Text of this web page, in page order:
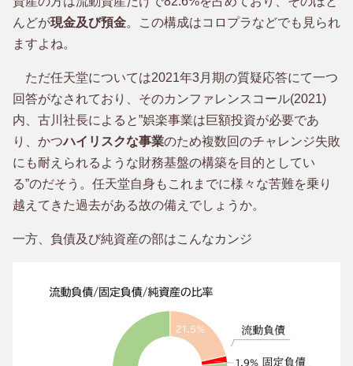
んどが現金及び預金。この構成はコロプラなどでも見られ
ますよね。
ただ任天堂については2021年3月期の質疑応答にて一つ
回答がなされており、そのカンファレンスコール(2021)
内、古川社長によると”娯楽事業は巨額投資が必要であ
り、かつハイリスクな事業のため複数回のチャレンジ失敗
にも耐えられるような財務基盤の構築を目的としてい
る”のだそう。任天堂自身もこれまでに様々な苦難を乗り
越えてきた過去がある故の備えでしょうか。
一方、負債及び純資産の部はこんなカンジ